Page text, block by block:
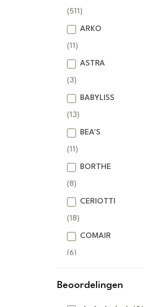
(511)
ARKO
(11)
ASTRA
(3)
BABYLISS
(13)
BEA'S
(11)
BORTHE
(8)
CERIOTTI
(18)
COMAIR
(6)
(37)
DSS
Beoordelingen